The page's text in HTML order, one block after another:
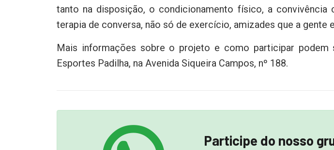
tanto na disposição, o condicionamento físico, a
terapia de conversa, não só de exercício, amizades que a gente
Mais informações sobre o projeto e como participar
Esportes Padilha, na Avenida Siqueira Campos, nº 188.
Participe do nosso